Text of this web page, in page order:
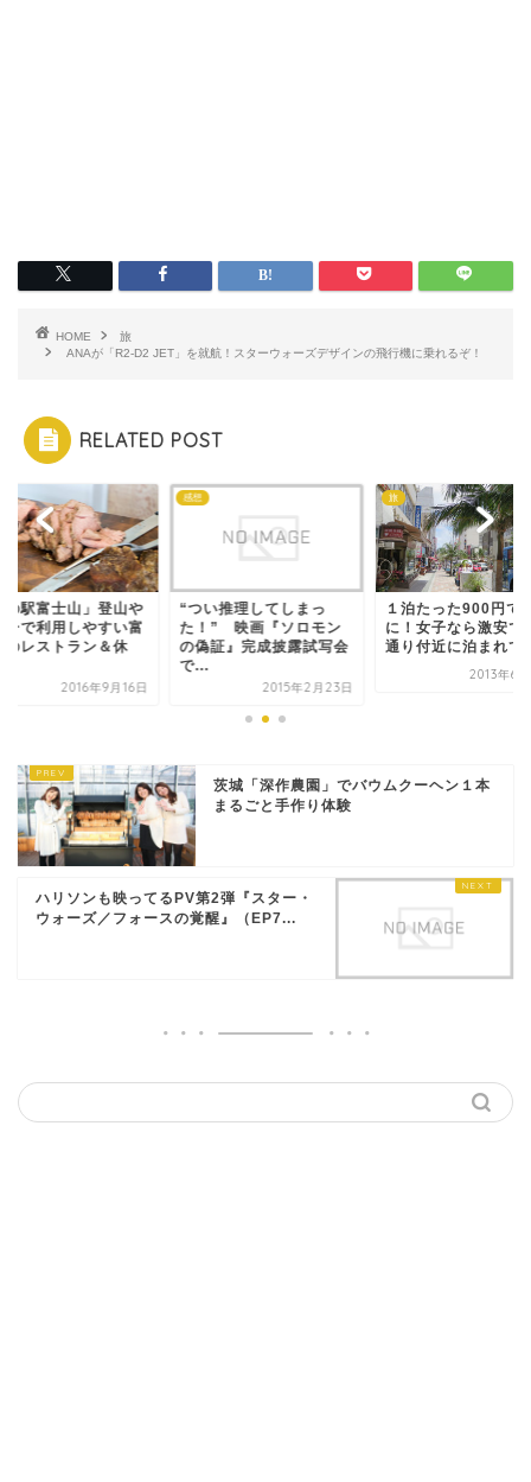
HOME
旅
ANAが「R2-D2 JET」を就航！スターウォーズデザインの飛行機に乗れるぞ！
RELATED POST
の駅富士山」登山や
ーで利用しやすい富
のレストラン＆休
2016年9月16日
感想
“つい推理してしまっ
た！” 映画『ソロモン
の偽証』完成披露試写会
で...
2015年2月23日
旅
１泊たった900円で
に！女子なら激安で
通り付近に泊まれて
2013年6
茨城「深作農園」でバウムクーヘン１本
まるごと手作り体験
ハリソンも映ってるPV第2弾『スター・
ウォーズ／フォースの覚醒』（EP7...